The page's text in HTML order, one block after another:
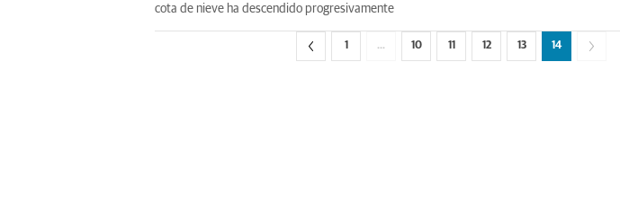
cota de nieve ha descendido progresivamente
… 10 12 13 14